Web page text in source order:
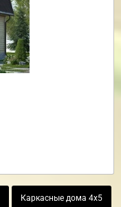
Каркасные дома 4х5